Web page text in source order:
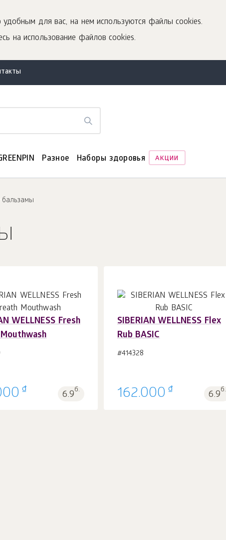
для вас, на нем используются файлы cookies.
на использование файлов cookies.
Разное Наборы здоровья АКЦИИ
бальзамы
WELLNESS Fresh
₫ 6.9б.
SIBERIAN WELLNESS Flex
Rub BASIC
#414328
162.000 ₫ 6.9б.